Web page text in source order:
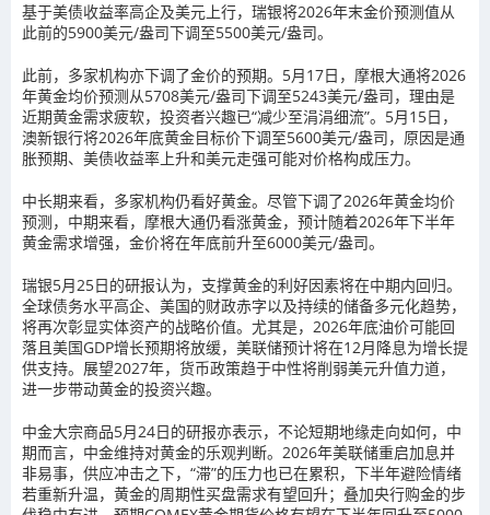
基于美债收益率高企及美元上行，瑞银将2026年末金价预测值从
此前的5900美元/盎司下调至5500美元/盎司。
此前，多家机构亦下调了金价的预期。5月17日，摩根大通将2026
年黄金均价预测从5708美元/盎司下调至5243美元/盎司，理由是
近期黄金需求疲软，投资者兴趣已“减少至涓涓细流”。5月15日，
澳新银行将2026年底黄金目标价下调至5600美元/盎司，原因是通
胀预期、美债收益率上升和美元走强可能对价格构成压力。
中长期来看，多家机构仍看好黄金。尽管下调了2026年黄金均价
预测，中期来看，摩根大通仍看涨黄金，预计随着2026年下半年
黄金需求增强，金价将在年底前升至6000美元/盎司。
瑞银5月25日的研报认为，支撑黄金的利好因素将在中期内回归。
全球债务水平高企、美国的财政赤字以及持续的储备多元化趋势，
将再次彰显实体资产的战略价值。尤其是，2026年底油价可能回
落且美国GDP增长预期将放缓，美联储预计将在12月降息为增长提
供支持。展望2027年，货币政策趋于中性将削弱美元升值力道，
进一步带动黄金的投资兴趣。
中金大宗商品5月24日的研报亦表示，不论短期地缘走向如何，中
期而言，中金维持对黄金的乐观判断。2026年美联储重启加息并
非易事，供应冲击之下，“滞”的压力也已在累积，下半年避险情绪
若重新升温，黄金的周期性买盘需求有望回升；叠加央行购金的步